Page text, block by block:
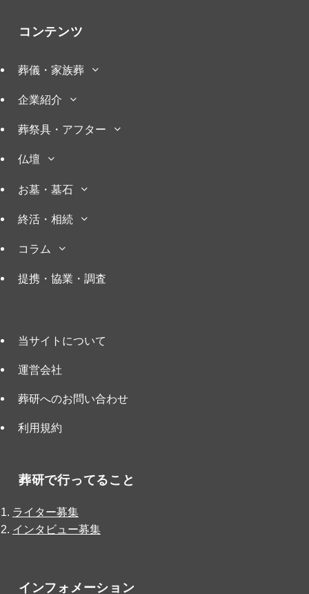
コンテンツ
葬儀・家族葬
企業紹介
葬祭具・アフター
仏壇
お墓・墓石
終活・相続
コラム
提携・協業・調査
当サイトについて
運営会社
葬研へのお問い合わせ
利用規約
葬研で行ってること
ライター募集
インタビュー募集
インフォメーション